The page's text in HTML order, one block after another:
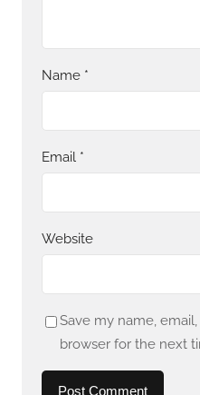
Name *
Email *
Website
Save my name,
browser for the next